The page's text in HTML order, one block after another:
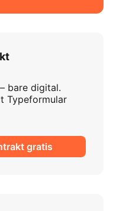
bare digital.
Typeformular
gratis